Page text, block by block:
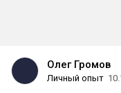
Олег Громов
Личный опыт